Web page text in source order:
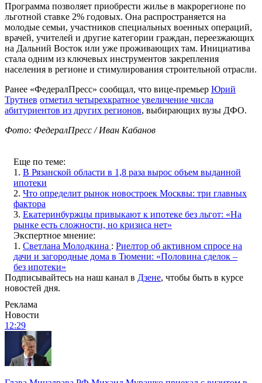
Программа позволяет приобрести жилье в макрорегионе по
льготной ставке 2% годовых. Она распространяется на
молодые семьи, участников специальных военных операций,
врачей, учителей и другие категории граждан, переезжающих
на Дальний Восток или уже проживающих там. Инициатива
стала одним из ключевых инструментов закрепления
населения в регионе и стимулирования строительной отрасли.
Ранее «ФедералПресс» сообщал, что вице-премьер Юрий
Трутнев отметил четырехкратное увеличение числа
абитуриентов из других регионов, выбирающих вузы ДФО.
Фото: ФедералПресс / Иван Кабанов
Еще по теме:
1. В Рязанской области в 1,8 раза вырос объем выданной
ипотеки
2. Что определит рынок новостроек Москвы: три главных
фактора
3. Екатеринбуржцы привыкают к ипотеке без льгот: «На
рынке есть сложности, но кризиса нет»
Экспертное мнение:
1. Светлана Молодкина : Риелтор об активном спросе на
дачи и загородные дома в Тюмени: «Половина сделок –
без ипотеки»
Подписывайтесь на наш канал в Дзене, чтобы быть в курсе
новостей дня.
Реклама
Новости
12:29